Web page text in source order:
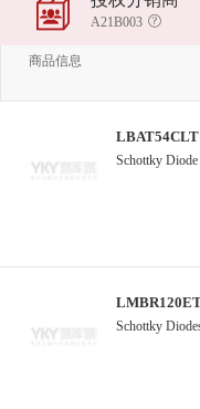
A21B003
商品信息
Schottky
Schottky